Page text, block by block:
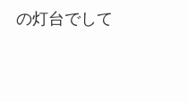
の灯台でして